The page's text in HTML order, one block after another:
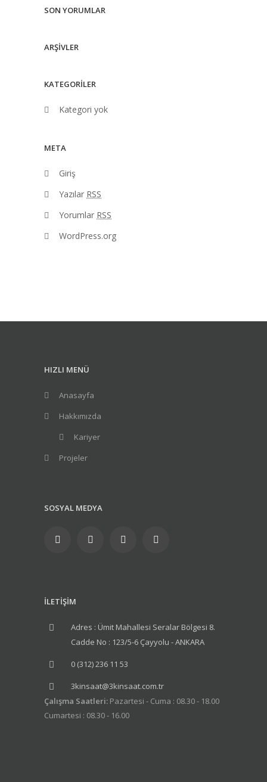
SON YORUMLAR
ARŞIVLER
KATEGORILER
Kategori yok
META
Giriş
Yazılar RSS
Yorumlar RSS
WordPress.org
HIZLI MENÜ
Anasayfa
Hakkımızda
Kariyer
Projeler
SOSYAL MEDYA
İLETİŞİM
Adres : Ümit Mahallesi Seralar Bölgesi 8.
Cadde No : 123/5-6 Çayyolu - ANKARA
0 (312) 236 11 53
3kinsaat@3kinsaat.com.tr
Çalışma Saatleri: Pazartesi - Cuma : 08.30 - 18.00
Cumartesi : 08.30 - 16.00